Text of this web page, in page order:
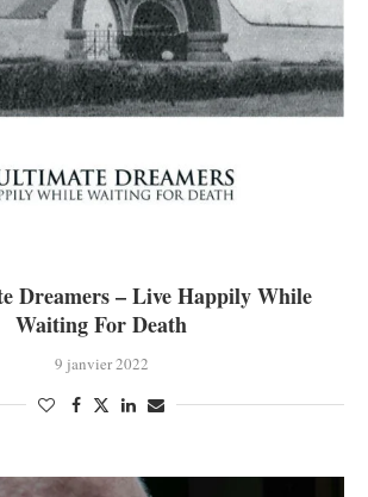
Dreamers – Live Happily While
Waiting For Death
9 janvier 2022